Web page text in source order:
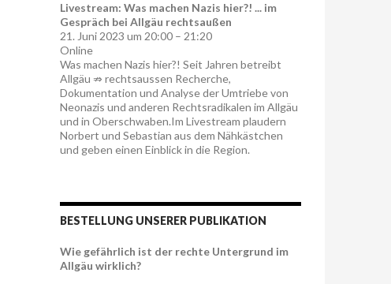
Livestream: Was machen Nazis hier?! ... im
Gespräch bei Allgäu rechtsaußen
21. Juni 2023 um 20:00 – 21:20
Online
Was machen Nazis hier?! Seit Jahren betreibt
Allgäu ⇏ rechtsaussen Recherche,
Dokumentation und Analyse der Umtriebe von
Neonazis und anderen Rechtsradikalen im Allgäu
und in Oberschwaben.Im Livestream plaudern
Norbert und Sebastian aus dem Nähkästchen
und geben einen Einblick in die Region.
BESTELLUNG UNSERER PUBLIKATION
Wie gefährlich ist der rechte Untergrund im
Allgäu wirklich?